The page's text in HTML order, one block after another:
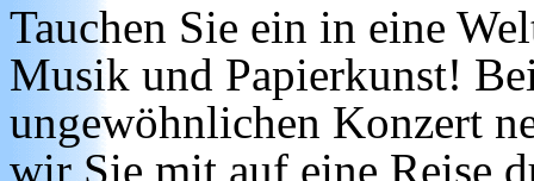
Tauchen Sie ein in eine
Musik und Papierkunst!
ungewöhnlichen Konzert
wir Sie mit auf eine Reise